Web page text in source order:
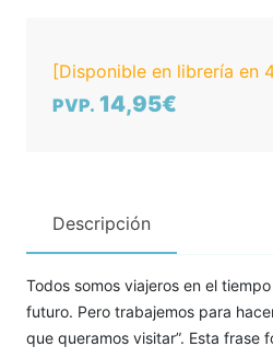
[Disponible en librería en
PVP. 14,95€
Descripción
Todos somos viajeros en el
futuro. Pero trabajemos para
que queramos visitar”. Esta frase